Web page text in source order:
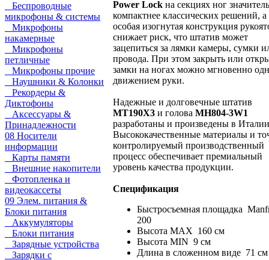
Беспроводные
микрофоны & системы
Микрофоны
накамерные
Микрофоны
петличные
Микрофоны прочие
Наушники & Колонки
Рекордеры &
Диктофоны
Аксессуары &
Принадлежности
08 Носители
информации
Карты памяти
Внешние накопители
Фотопленка и
видеокассеты
09 Элем. питания &
Блоки питания
Аккумуляторы
Блоки питания
Зарядные устройства
Зарядки с
Power Lock на секциях ног
компактнее классических решений, а
особая изогнутая конструкция
снижает риск, что штатив может
зацепиться за лямки камеры, сумки
провода. При этом закрыть или
замки на ногах можно мгновенно
движением руки.
Надежные и долговечные штатив
MT190X3 и голова MH804-3W1
разработаны и произведены в
Высококачественные материалы и
контролируемый производственный
процесс обеспечивает премиальный
уровень качества продукции.
Спецификация
Быстросъемная площадка
200
Высота MAX 160 см
Высота MIN 9 см
Длина в сложенном виде 71 см